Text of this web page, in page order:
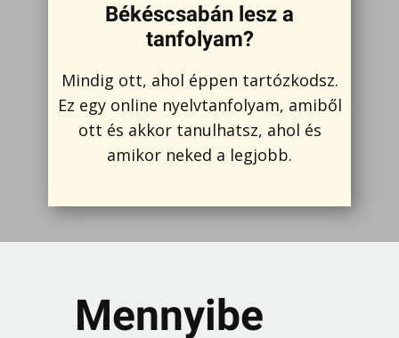
Békéscsabán lesz a
tanfolyam?
Mindig ott, ahol éppen tartózkodsz.
Ez egy online nyelvtanfolyam, amiből
ott és akkor tanulhatsz, ahol és
amikor neked a legjobb.
Mennyibe